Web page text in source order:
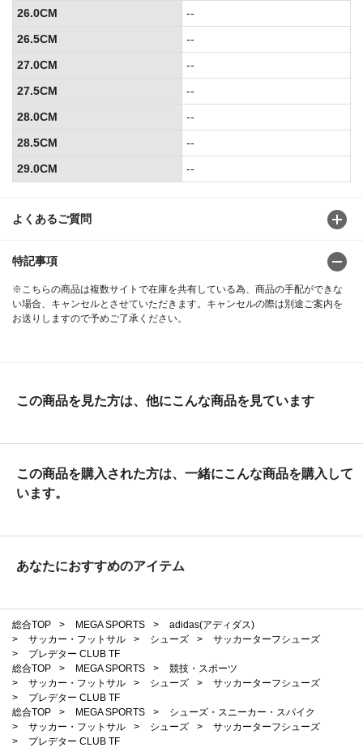
よくあるご質問
特記事項
※こちらの商品は複数サイトで在庫を共有している為、商品の手配ができな
い場合、キャンセルとさせていただきます。キャンセルの際は別途ご案内を
お送りしますので予めご了承ください。
26.0CM
--
26.5CM
--
27.0CM
--
27.5CM
--
28.0CM
--
28.5CM
--
29.0CM
--
この商品を見た方は、他にこんな商品を見ています
この商品を購入された方は、一緒にこんな商品を購入して
います。
あなたにおすすめのアイテム
総合TOP > MEGA SPORTS >
adidas(アディダス)
>
サッカー・フットサル > シューズ >
サッカーターフシューズ
>
プレデター CLUB TF
総合TOP
> MEGA SPORTS >
競技・スポーツ
>
サッカー・フットサル > シューズ >
サッカーターフシューズ
>
プレデター CLUB TF
総合TOP
> MEGA SPORTS >
シューズ・スニーカー・スパイク
>
サッカー・フットサル > シューズ >
サッカーターフシューズ
>
プレデター CLUB TF